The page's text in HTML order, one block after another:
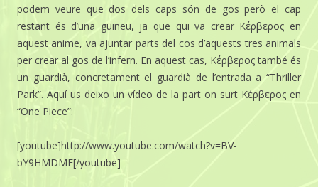
podem veure que dos dels caps són de gos però el cap
restant és d’una guineu, ja que qui va crear Κέρβερος en
aquest anime, va ajuntar parts del cos d’aquests tres animals
per crear al gos de l’infern. En aquest cas, Κέρβερος també és
un guardià, concretament el guardià de l’entrada a “Thriller
Park”. Aquí us deixo un vídeo de la part on surt Κέρβερος en
“One Piece”:
[youtube]http://www.youtube.com/watch?v=BV-
bY9HMDME[/youtube]